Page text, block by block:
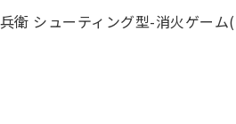
衛 シューティング型-消火ゲーム